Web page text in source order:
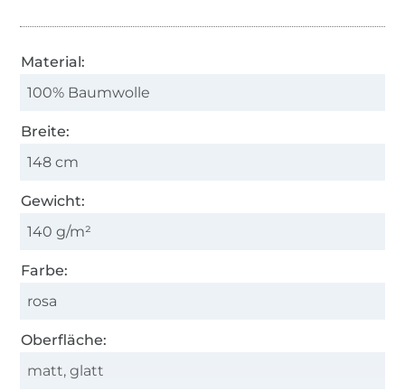
Material:
100% Baumwolle
Breite:
148 cm
Gewicht:
140 g/m²
Farbe:
rosa
Oberfläche:
matt, glatt